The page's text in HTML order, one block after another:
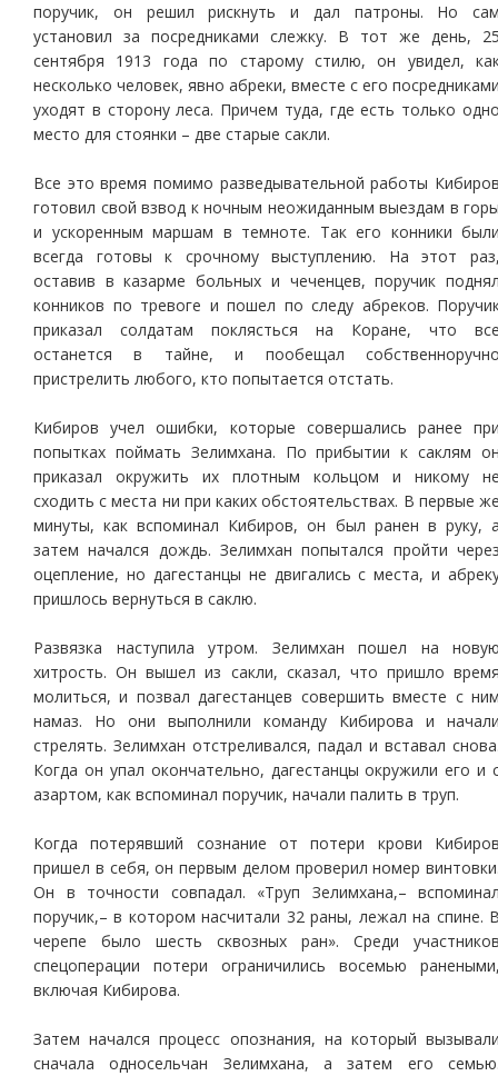
поручик, он решил рискнуть и дал патроны. Но
установил за посредниками слежку. В тот же день,
сентября 1913 года по старому стилю, он увидел,
несколько человек, явно абреки, вместе с его
уходят в сторону леса. Причем туда, где есть только
место для стоянки – две старые сакли.
Все это время помимо разведывательной работы
готовил свой взвод к ночным неожиданным выездам в
и ускоренным маршам в темноте. Так его конники
всегда готовы к срочному выступлению. На этот
оставив в казарме больных и чеченцев, поручик
конников по тревоге и пошел по следу абреков.
приказал солдатам поклясться на Коране, что
останется в тайне, и пообещал
пристрелить любого, кто попытается отстать.
Кибиров учел ошибки, которые совершались ранее
попытках поймать Зелимхана. По прибытии к саклям
приказал окружить их плотным кольцом и никому
сходить с места ни при каких обстоятельствах. В первые
минуты, как вспоминал Кибиров, он был ранен в руку,
затем начался дождь. Зелимхан попытался пройти
оцепление, но дагестанцы не двигались с места, и
пришлось вернуться в саклю.
Развязка наступила утром. Зелимхан пошел на
хитрость. Он вышел из сакли, сказал, что пришло
молиться, и позвал дагестанцев совершить вместе с
намаз. Но они выполнили команду Кибирова и
стрелять. Зелимхан отстреливался, падал и вставал
Когда он упал окончательно, дагестанцы окружили его и
азартом, как вспоминал поручик, начали палить в труп.
Когда потерявший сознание от потери крови
пришел в себя, он первым делом проверил номер
Он в точности совпадал. «Труп Зелимхана,–
поручик,– в котором насчитали 32 раны, лежал на спине.
черепе было шесть сквозных ран». Среди
спецоперации потери ограничились восемью
включая Кибирова.
Затем начался процесс опознания, на который
сначала односельчан Зелимхана, а затем его